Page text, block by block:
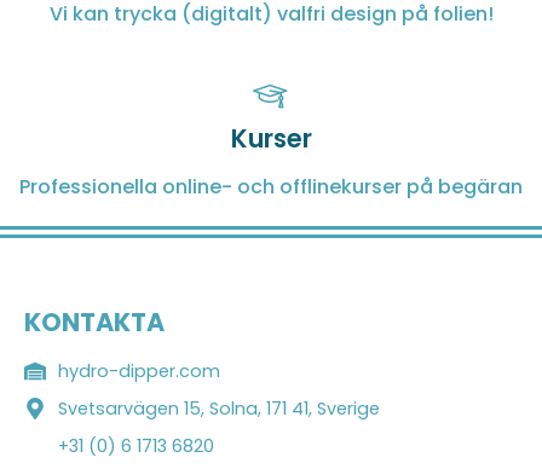
Vi kan trycka (digitalt) valfri design på folien!
Kurser
Professionella online- och offlinekurser på begäran
KONTAKTA
hydro-dipper.com
Svetsarvägen 15, Solna, 171 41, Sverige
+31 (0) 6 1713 6820